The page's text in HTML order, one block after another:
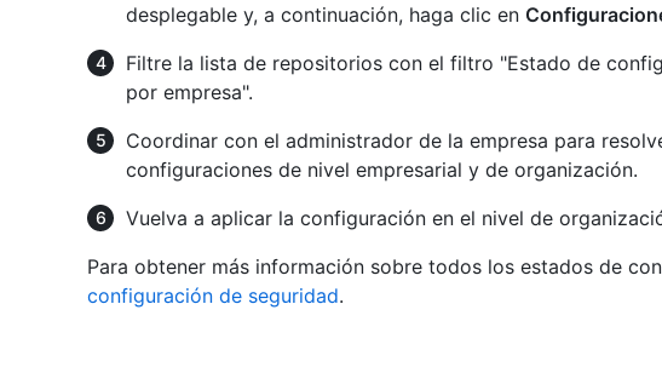
desplegable y, a continuación, haga clic en
Filtre la lista de repositorios con el filtro "Estado de
por empresa".
Coordinar con el administrador de la empresa para
configuraciones de nivel empresarial y de organización.
Vuelva a aplicar la configuración en el nivel de
Para obtener más información sobre todos los estados de
configuración de seguridad.